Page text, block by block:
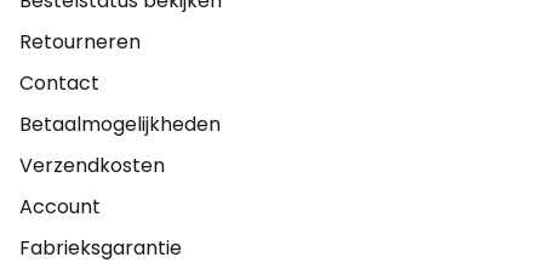
Retourneren
Contact
Betaalmogelijkheden
Verzendkosten
Account
Fabrieksgarantie